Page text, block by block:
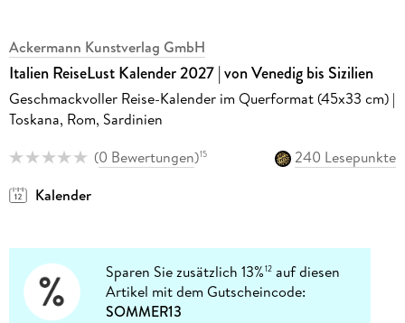
Ackermann Kunstverlag GmbH
Italien ReiseLust Kalender 2027 | von Venedig bis Sizilien
Geschmackvoller Reise-Kalender im Querformat (45x33 cm) |
Toskana, Rom, Sardinien
(0 Bewertungen)15
240 Lesepunkte
Kalender
Sparen Sie zusätzlich 13%12 auf diesen
Artikel mit dem Gutscheincode:
SOMMER13